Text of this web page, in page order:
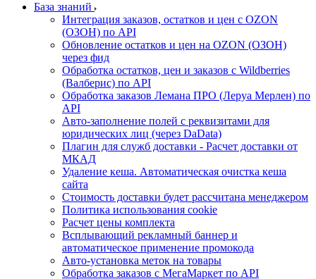
База знаний
Интеграция заказов, остатков и цен с OZON
(ОЗОН) по API
Обновление остатков и цен на OZON (ОЗОН)
через фид
Обработка остатков, цен и заказов с Wildberries
(Валберис) по API
Обработка заказов Лемана ПРО (Леруа Мерлен) по
API
Авто-заполнение полей с реквизитами для
юридических лиц (через DaData)
Плагин для служб доставки - Расчет доставки от
МКАД
Удаление кеша. Автоматическая очистка кеша
сайта
Стоимость доставки будет рассчитана менеджером
Политика использования cookie
Расчет цены комплекта
Всплывающий рекламный баннер и
автоматическое применение промокода
Авто-установка меток на товары
Обработка заказов с МегаМаркет по API